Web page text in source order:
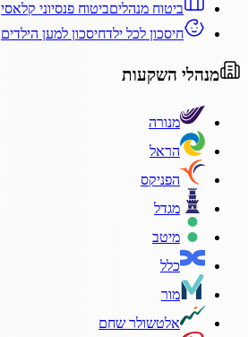
ביטוח מנהליםביטוח פנסיוני קלאסי
חיסכון לכל ילדחיסכון למען הילדים
מנהלי השקעות
מנורה
הראל
הפניקס
מגדל
מיטב
כלל
מור
אלטשולר שחם